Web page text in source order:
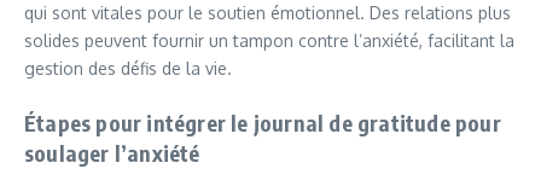
qui sont vitales pour le soutien émotionnel. Des relations plus
solides peuvent fournir un tampon contre l’anxiété, facilitant la
gestion des défis de la vie.
Étapes pour intégrer le journal de gratitude pour
soulager l’anxiété